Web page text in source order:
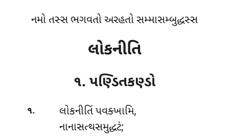
નમો તસ્સ ભગવતો અરહતો સમ્માસમ્બુદ્ધસ્સ
લોકનીતિ
૧. પણ્ડિતકણ્ડો
૧. લોકનીતિંપવક્ખામિ,
નાનાસત્થસમુદ્ધટં;